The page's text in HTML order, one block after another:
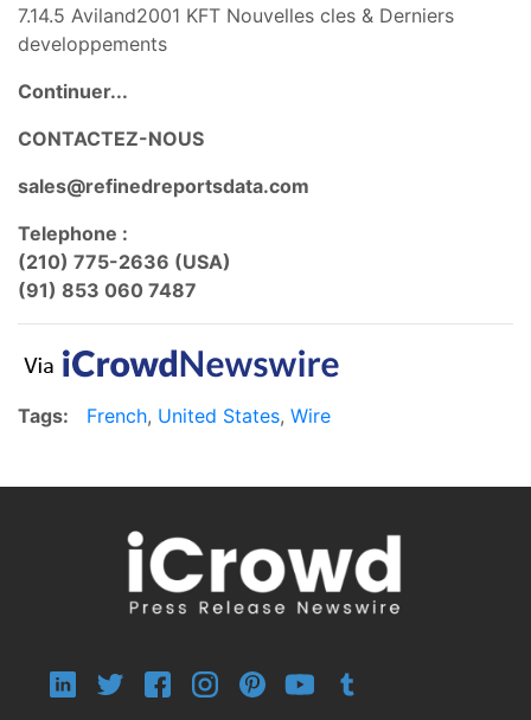
7.14.5 Aviland2001 KFT Nouvelles cles & Derniers
developpements
Continuer...
CONTACTEZ-NOUS
sales@refinedreportsdata.com
Telephone :
(210) 775-2636 (USA)
(91) 853 060 7487
Tags: French, United States, Wire